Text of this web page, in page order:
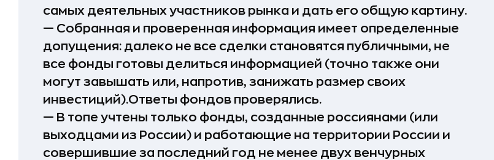
самых деятельных участников рынка и дать его общую картину.
— Собранная и проверенная информация имеет определенные
допущения: далеко не все сделки становятся публичными, не
все фонды готовы делиться информацией (точно также они
могут завышать или, напротив, занижать размер своих
инвестиций).Ответы фондов проверялись.
— В топе учтены только фонды, созданные россиянами (или
выходцами из России) и работающие на территории России и
совершившие за последний год не менее двух венчурных